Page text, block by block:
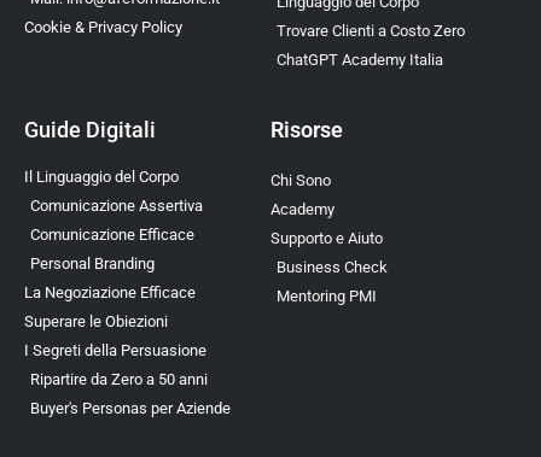
Cookie & Privacy Policy
Trovare Clienti a Costo Zero
ChatGPT Academy Italia
Guide Digitali
Il Linguaggio del Corpo
Comunicazione Assertiva
Comunicazione Efficace
Personal Branding
La Negoziazione Efficace
Superare le Obiezioni
I Segreti della Persuasione
Ripartire da Zero a 50 anni
Buyer's Personas per Aziende
Risorse
Chi Sono
Academy
Supporto e Aiuto
Business Check
Mentoring PMI